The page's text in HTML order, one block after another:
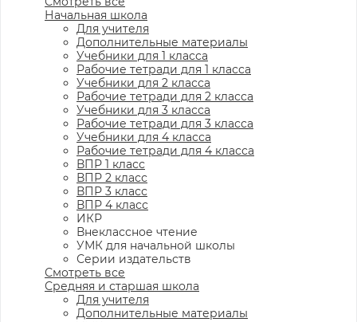
Начальная школа
Для учителя
Дополнительные материалы
Учебники для 1 класса
Рабочие тетради для 1 класса
Учебники для 2 класса
Рабочие тетради для 2 класса
Учебники для 3 класса
Рабочие тетради для 3 класса
Учебники для 4 класса
Рабочие тетради для 4 класса
ВПР 1 класс
ВПР 2 класс
ВПР 3 класс
ВПР 4 класс
ИКР
Внеклассное чтение
УМК для начальной школы
Серии издательств
Смотреть все
Средняя и старшая школа
Для учителя
Дополнительные материалы